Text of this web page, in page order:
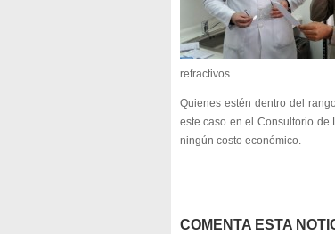
refractivos.
Quienes estén dentro del
este caso en el Consultorio de
ningún costo económico.
COMENTA ESTA